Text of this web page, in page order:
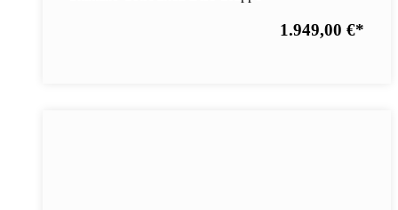
1.949,00 €*